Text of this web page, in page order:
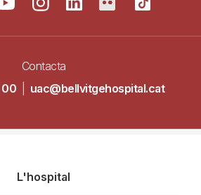
Contacta
00
uac@bellvitgehospital.cat
L'hospital